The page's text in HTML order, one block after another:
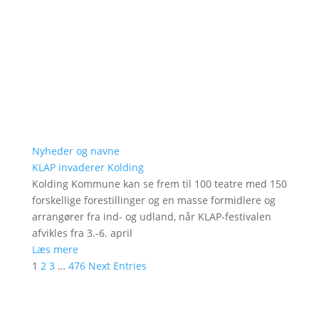
Nyheder og navne
KLAP invaderer Kolding
Kolding Kommune kan se frem til 100 teatre med 150
forskellige forestillinger og en masse formidlere og
arrangører fra ind- og udland, når KLAP-festivalen
afvikles fra 3.-6. april
Læs mere
1 2 3 … 476 Next Entries